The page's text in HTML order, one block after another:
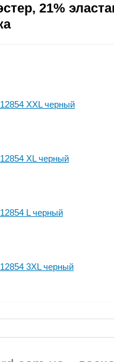
21%
XXL черный
XL черный
L черный
3XL черный